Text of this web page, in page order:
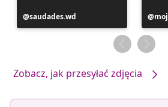
Post
opublikowany
saudades.wd
przez
Zobacz, jak przesyłać zdjęcia